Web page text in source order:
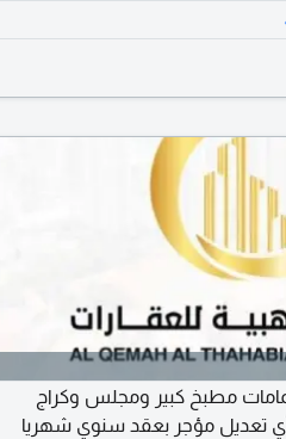
في الشهباء للبيع 5 غرف و4 حمامات مطبخ كبير ومجلس وكراج
تعديل مؤجر بعقد سنوي شهريا